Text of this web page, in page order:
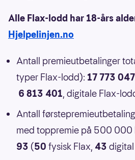
Alle Flax-lodd har 18-års
Hjelpelinjen.no
Antall premieutbetalinger
typer Flax-lodd): 17 773 047
6 813 401, digitale Flax-
Antall
med toppremie på 500 000
93 (50 fysisk Flax, 43